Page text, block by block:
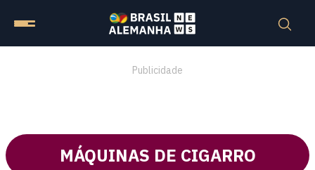
Publicidade
MÁQUINAS DE CIGARRO